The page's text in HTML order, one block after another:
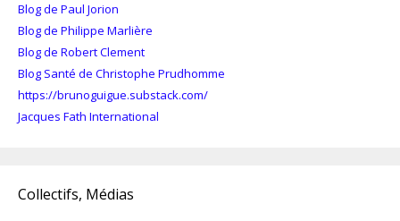
Blog de Paul Jorion
Blog de Philippe Marlière
Blog de Robert Clement
Blog Santé de Christophe Prudhomme
https://brunoguigue.substack.com/
Jacques Fath International
Collectifs, Médias